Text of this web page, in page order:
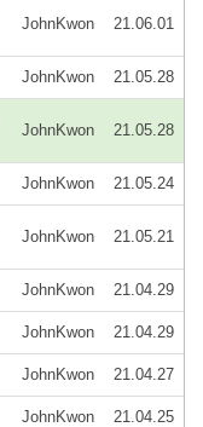
JohnKwon 21.06.01
JohnKwon 21.05.28
JohnKwon 21.05.28
JohnKwon 21.05.24
JohnKwon 21.05.21
JohnKwon 21.04.29
JohnKwon 21.04.29
JohnKwon 21.04.27
JohnKwon 21.04.25